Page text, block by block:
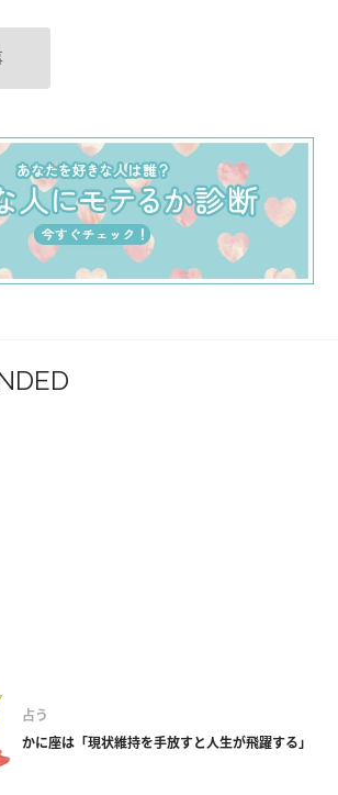
占う
かに座は「現状維持を手放すと人生が飛躍する」